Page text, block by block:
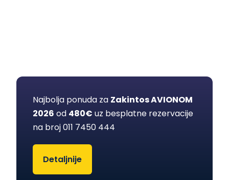
Najbolja ponuda za Zakintos AVIONOM
2026 od 480€ uz besplatne rezervacije
na broj 011 7450 444
Detaljnije